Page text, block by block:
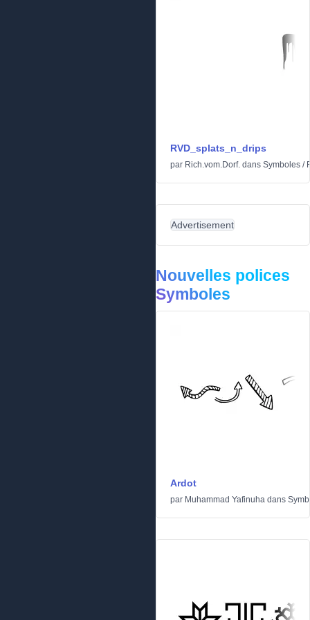
RVD_splats_n_drips
par Rich.vom.Dorf. dans Symboles /
Advertisement
Nouvelles polices
Symboles
Ardot
par Muhammad Yafinuha dans